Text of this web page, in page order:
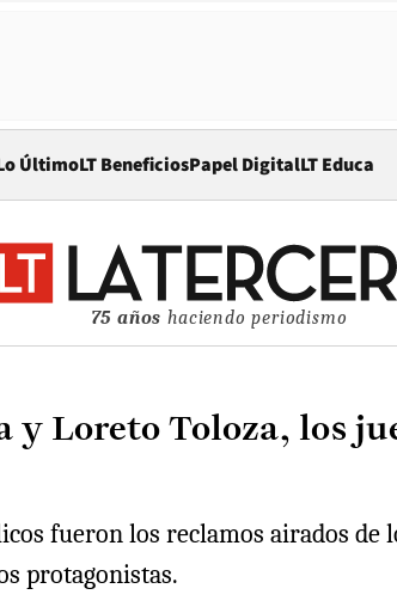
ÚltimoLT BeneficiosPapel DigitalOpens in
LT Educa
75 años haciendo periodismo
y Loreto Toloza, los
fueron los reclamos airados
protagonistas.